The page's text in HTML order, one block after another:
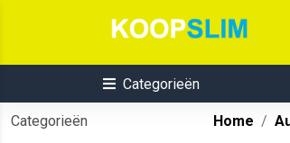
Categorieën
Categorieën Home